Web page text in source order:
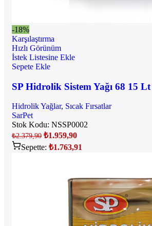
-18%
Karşılaştırma
Hızlı Görünüm
İstek Listesine Ekle
Sepete Ekle
SP Hidrolik Sistem Yağı 68 15 Lt
Hidrolik Yağlar, Sıcak Fırsatlar
SarPet
Stok Kodu: NSSP0002
₺2.379,90 ₺1.959,90
Sepette: ₺1.763,91